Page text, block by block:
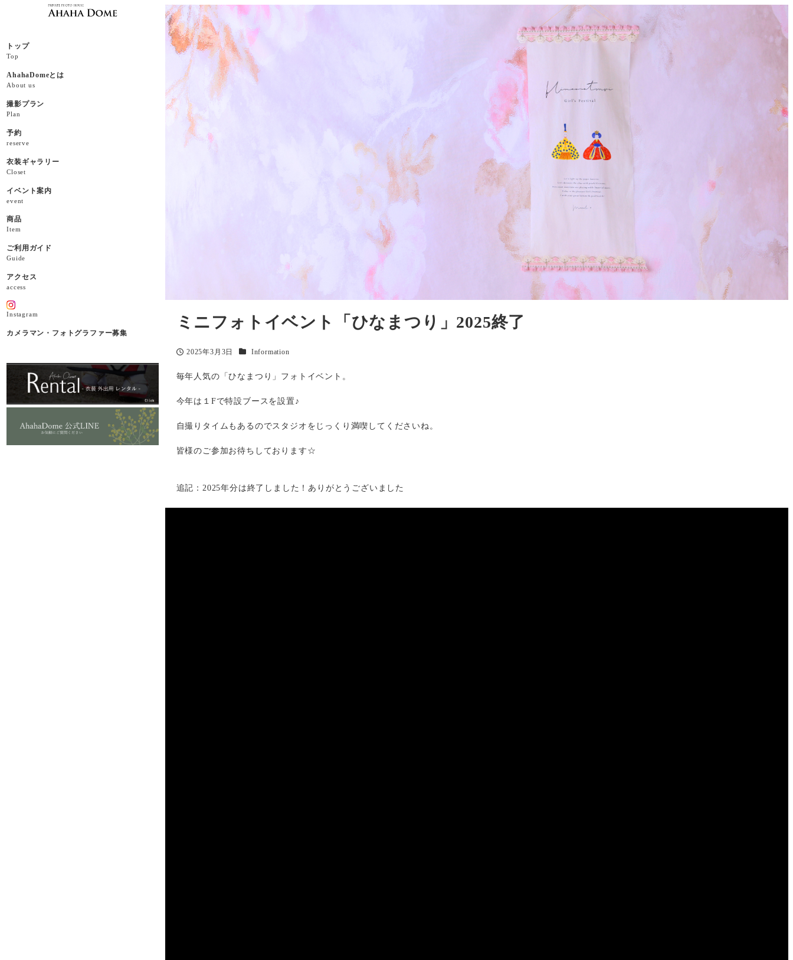
トップ
Top
AhahaDomeとは
About us
撮影プラン
Plan
予約
reserve
衣装ギャラリー
Closet
イベント案内
event
商品
Item
ご利用ガイド
Guide
アクセス
access
Instagram
カメラマン・フォトグラファー募集
ミニフォトイベント「ひなまつり」2025終了
投稿日
2025年3月3日 カテゴリー
Information
毎年人気の「ひなまつり」フォトイベント。
今年は１Fで特設ブースを設置♪
自撮りタイムもあるのでスタジオをじっくり満喫してくださいね。
皆様のご参加お待ちしております☆
追記：2025年分は終了しました！ありがとうございました